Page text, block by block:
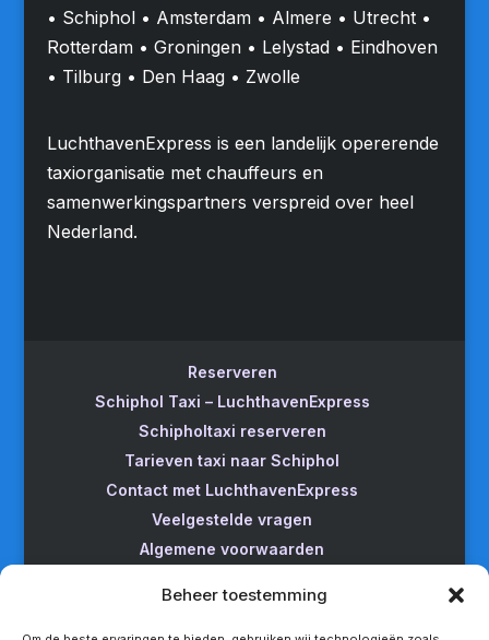
Beheer toestemming
• Schiphol • Amsterdam • Almere • Utrecht •
Rotterdam • Groningen • Lelystad • Eindhoven
• Tilburg • Den Haag • Zwolle
LuchthavenExpress is een landelijk opererende
taxiorganisatie met chauffeurs en
samenwerkingspartners verspreid over heel
Nederland.
Reserveren
Schiphol Taxi – LuchthavenExpress
Schipholtaxi reserveren
Tarieven taxi naar Schiphol
Contact met LuchthavenExpress
Veelgestelde vragen
Algemene voorwaarden